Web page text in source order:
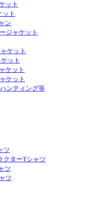
ット
ット
ン
ジャケット
ケット
ット
ケット
ケット
ンティング等
ツ
クターTシャツ
ツ
ツ